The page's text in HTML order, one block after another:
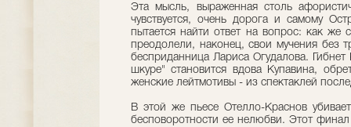
Эта мысль, выраженная столь
чувствуется, очень дорога и самому
пытается найти ответ на вопрос: как
преодолели, наконец, свои мучения без
бесприданница Лариса Огудалова.
шкуре" становится вдова Купавина,
женские лейтмотивы - из спектаклей
В этой же пьесе Отелло-Краснов
бесповоротности ее нелюбви. Этот